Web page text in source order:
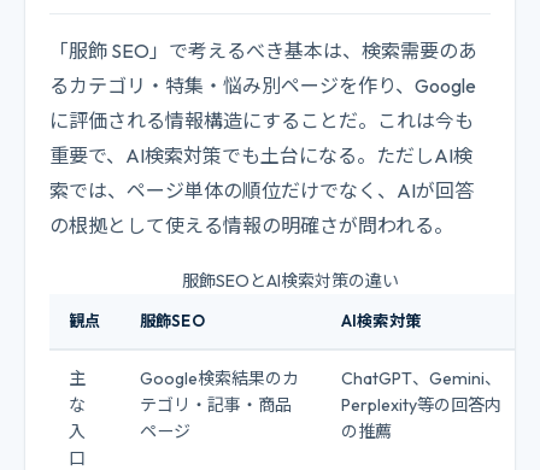
「服飾 SEO」で考えるべき基本は、検索需要のあ
るカテゴリ・特集・悩み別ページを作り、Google
に評価される情報構造にすることだ。これは今も
重要で、AI検索対策でも土台になる。ただしAI検
索では、ページ単体の順位だけでなく、AIが回答
の根拠として使える情報の明確さが問われる。
服飾SEOとAI検索対策の違い
観点 服飾SEO AI検索対策
主
な
入
口
Google検索結果のカ
テゴリ・記事・商品
ページ
ChatGPT、Gemini、
Perplexity等の回答内
の推薦